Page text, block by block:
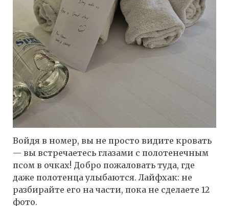
Войдя в номер, вы не просто видите кровать
— вы встречаетесь глазами с полотенечным
псом в очках! Добро пожаловать туда, где
даже полотенца улыбаются. Лайфхак: не
разбирайте его на части, пока не сделаете 12
фото.